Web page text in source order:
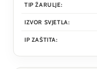
TIP ŽARULJE:
IZVOR SVJETLA:
IP ZAŠTITA: